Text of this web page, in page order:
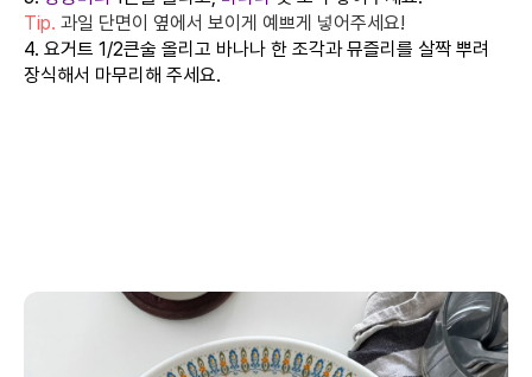
Tip. 과일 단면이 옆에서 보이게 예쁘게 넣어주세요!
4. 요거트 1/2큰술 올리고 바나나 한 조각과 뮤즐리를 살짝 뿌려
장식해서 마무리해 주세요.